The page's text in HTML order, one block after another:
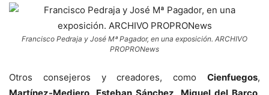
Francisco Pedraja y José Mª Pagador, en una exposición. ARCHIVO
PROPRONews
Otros consejeros y creadores, como Cienfuegos,
Martínez-Mediero, Esteban Sánchez, Miguel del Barco,